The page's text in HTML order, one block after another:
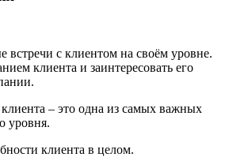
встречи с клиентом на своём уровне.
клиента и заинтересовать его
– это одна из самых важных
уровня.
клиента в целом.